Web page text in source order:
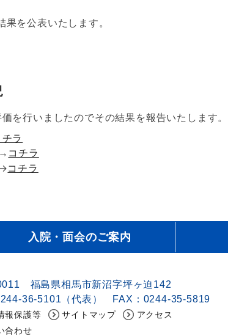
を公表いたします。
を行いましたのでその結果を報告いたします。
チラ
コチラ
→コチラ
入院・面会のご案内
福島県相馬市新沼字坪ヶ迫142
36-5101（代表） FAX：0244-35-5819
報保護等 サイトマップ
アクセス
合わせ